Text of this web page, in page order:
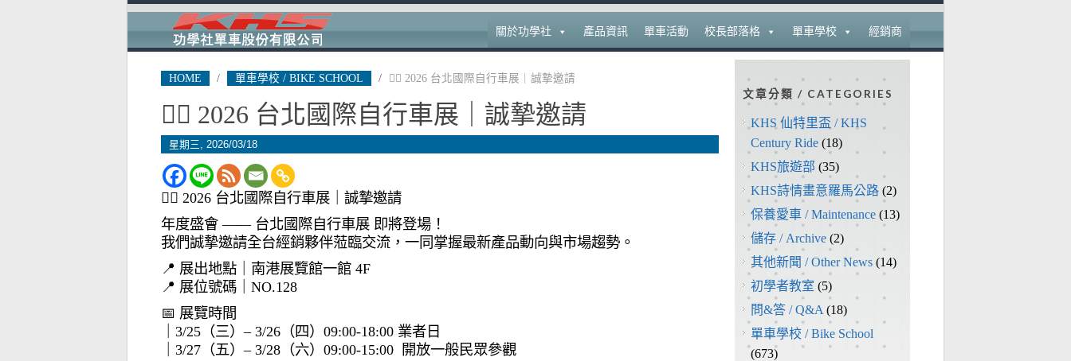
關於功學社 產品資訊 單車活動 校長部落格 單車學校 經銷商
HOME / 單車學校 / BIKE SCHOOL / 🚴‍♂️ 2026 台北國際自行車展｜誠摯邀請
🚴‍♂️ 2026 台北國際自行車展｜誠摯邀請
星期三, 2026/03/18
🚴‍♂️ 2026 台北國際自行車展｜誠摯邀請
年度盛會 —— 台北國際自行車展 即將登場！
我們誠摯邀請全台經銷夥伴蒞臨交流，一同掌握最新產品動向與市場趨勢。
📍 展出地點｜南港展覽館一館 4F
📍 展位號碼｜NO.128
📅 展覽時間
｜3/25（三）– 3/26（四）09:00-18:00 業者日
｜3/27（五）– 3/28（六）09:00-15:00 開放一般民眾參觀
文章分類 / CATEGORIES
KHS 仙特里盃 / KHS
Century Ride (18)
KHS旅遊部 (35)
KHS詩情畫意羅馬公路 (2)
保養愛車 / Maintenance (13)
儲存 / Archive (2)
其他新聞 / Other News (14)
初學者教室 (5)
問&答 / Q&A (18)
單車學校 / Bike School
(673)